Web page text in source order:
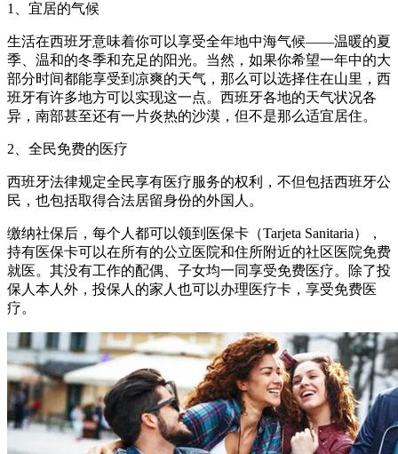
1、宜居的气候
生活在西班牙意味着你可以享受全年地中海气候——温暖的夏
季、温和的冬季和充足的阳光。当然，如果你希望一年中的大
部分时间都能享受到凉爽的天气，那么可以选择住在山里，西
班牙有许多地方可以实现这一点。西班牙各地的天气状况各
异，南部甚至还有一片炎热的沙漠，但不是那么适宜居住。
2、全民免费的医疗
西班牙法律规定全民享有医疗服务的权利，不但包括西班牙公
民，也包括取得合法居留身份的外国人。
缴纳社保后，每个人都可以领到医保卡（Tarjeta Sanitaria），
持有医保卡可以在所有的公立医院和住所附近的社区医院免费
就医。其没有工作的配偶、子女均一同享受免费医疗。除了投
保人本人外，投保人的家人也可以办理医疗卡，享受免费医
疗。